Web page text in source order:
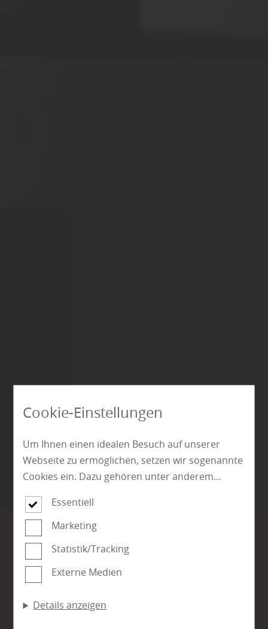
holzzeit.metelen
Ihr Fachhändler für Boden,
Türen und Garten in Metelen
Cookie-Einstellungen
Um Ihnen einen idealen Besuch auf unserer
Webseite zu ermöglichen, setzen wir sogenannte
Cookies ein. Dazu gehören unter anderem
Cookies, die für die Steuerung und den
reibungslosen Betrieb unserer kommerziellen
Unternehmensseite notwendig sind. Zusätzlich
verwenden wir Cookies zur anonymen Erhebung
von Statistiken sowie solche, die zur Ausspielung
und Anzeige personalisierter Inhalte auch nach
werden können. Durch unsere Cookie-
Essentiell
Marketing
Statistik/Tracking
Externe Medien
Details anzeigen